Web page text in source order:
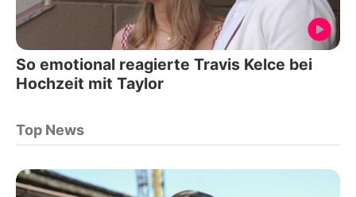
So emotional reagierte Travis Kelce bei
Hochzeit mit Taylor
Top News